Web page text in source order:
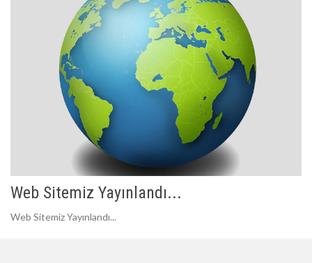
Web Sitemiz Yayınlandı...
Web Sitemiz Yayınlandı...